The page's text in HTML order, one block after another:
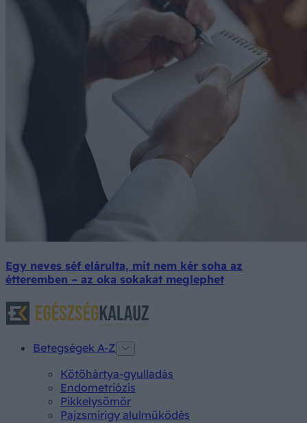
Egy neves séf elárulta, mit nem kér soha az
étteremben – az oka sokakat meglephet
Betegségek A-Z
Kötőhártya-gyulladás
Endometriózis
Pikkelysömör
Pajzsmirigy alulműködés